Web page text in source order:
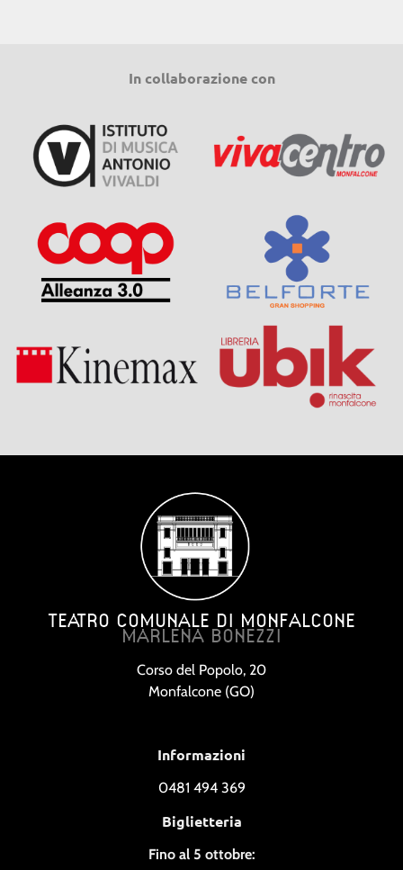
In collaborazione con
TEATRO COMUNALE DI MONFALCONE
MARLENA BONEZZI
Corso del Popolo, 20
Monfalcone (GO)
Informazioni
0481 494 369
Biglietteria
Fino al 5 ottobre: